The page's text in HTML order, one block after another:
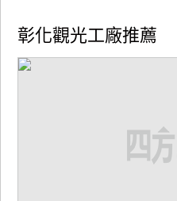
彰化觀光工廠推薦